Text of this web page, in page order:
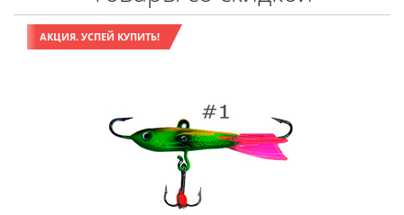
АКЦИЯ. УСПЕЙ КУПИТЬ!